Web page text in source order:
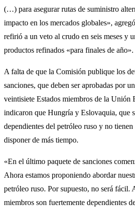
(…) para asegurar rutas de suministro
impacto en los mercados globales»,
refirió a un veto al crudo en seis meses y
productos refinados «para finales de año».
A falta de que la Comisión publique los
sanciones, que deben ser aprobadas por
veintisiete Estados miembros de la Unión
indicaron que Hungría y Eslovaquia, que
dependientes del petróleo ruso y no
disponer de más tiempo.
«En el último paquete de sanciones
Ahora estamos proponiendo abordar
petróleo ruso. Por supuesto, no será fácil.
miembros son fuertemente dependientes